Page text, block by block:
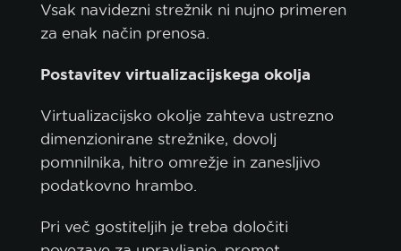
Vsak navidezni strežnik ni nujno primeren
za enak način prenosa.
Postavitev virtualizacijskega okolja
Virtualizacijsko okolje zahteva ustrezno
dimenzionirane strežnike, dovolj
pomnilnika, hitro omrežje in zanesljivo
podatkovno hrambo.
Pri več gostiteljih je treba določiti